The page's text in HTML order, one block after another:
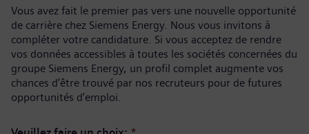
Vous avez fait le premier pas vers une nouvelle opportunité
de carrière chez Siemens Energy. Nous vous invitons à
compléter votre candidature. Si vous acceptez de rendre
vos données accessibles à toutes les sociétés concernées du
groupe Siemens Energy, un profil complet augmente vos
chances d’être trouvé par nos recruteurs pour de futures
opportunités d’emploi.